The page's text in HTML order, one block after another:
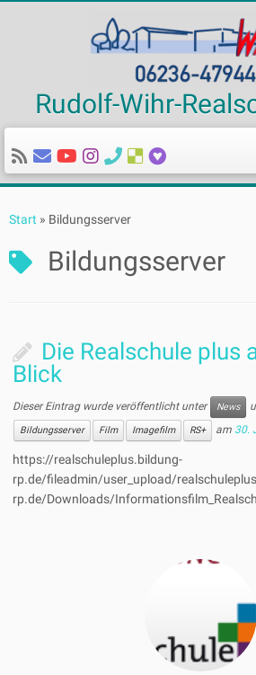
Inhalt
Rudolf-Wihr-
Start » Bildungsserver
Bildungsserver
Die Realschule plus
Blick
Dieser Eintrag wurde veröffentlicht unter News
Bildungsserver Film Imagefilm RS+ am 30.
https://realschuleplus.bildung-
rp.de/fileadmin/user_upload/
rp.de/Downloads/